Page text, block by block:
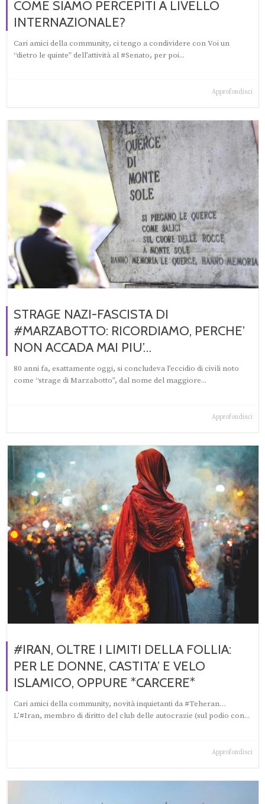
COME SIAMO PERCEPITI A LIVELLO
INTERNAZIONALE?
Cari amici della community, ci tengo a condividere con Voi un
“dietro le quinte” dell’attività al #Senato, per poi...
Approfondisci
STRAGE NAZI-FASCISTA DI
#MARZABOTTO: RICORDIAMO, PERCHE’
NON ACCADA MAI PIU’…
80 anni fa, esattamente oggi, si concludeva l’eccidio di civili noto
come “strage di Marzabotto”, dal nome del maggiore...
Approfondisci
#IRAN, OLTRE I LIMITI DELLA FOLLIA:
PER LE DONNE, CASTITA’ E VELO
ISLAMICO, OPPURE *CARCERE*
Cari amici della community, novità inquietanti da #Teheran…
L’#Iran, membro di diritto del club delle autocrazie (sul podio con...
Approfondisci